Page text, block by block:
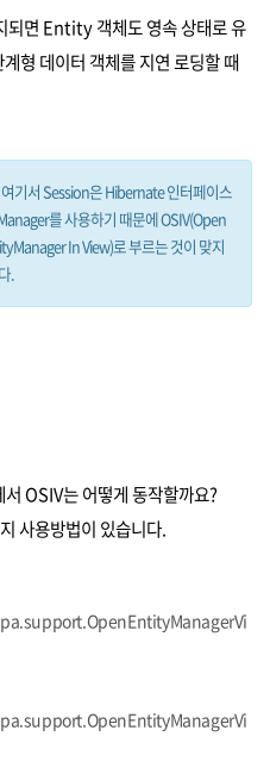
되면 Entity 객체도 영속 상태로 유
형 데이터 객체를 지연 로딩할 때
기서 Session은 Hibernate 인터페이스
를 사용하기 때문에 OSIV(Open
In View)로 부르는 것이 맞지
.
OSIV는 어떻게 동작할까요?
사용방법이 있습니다.